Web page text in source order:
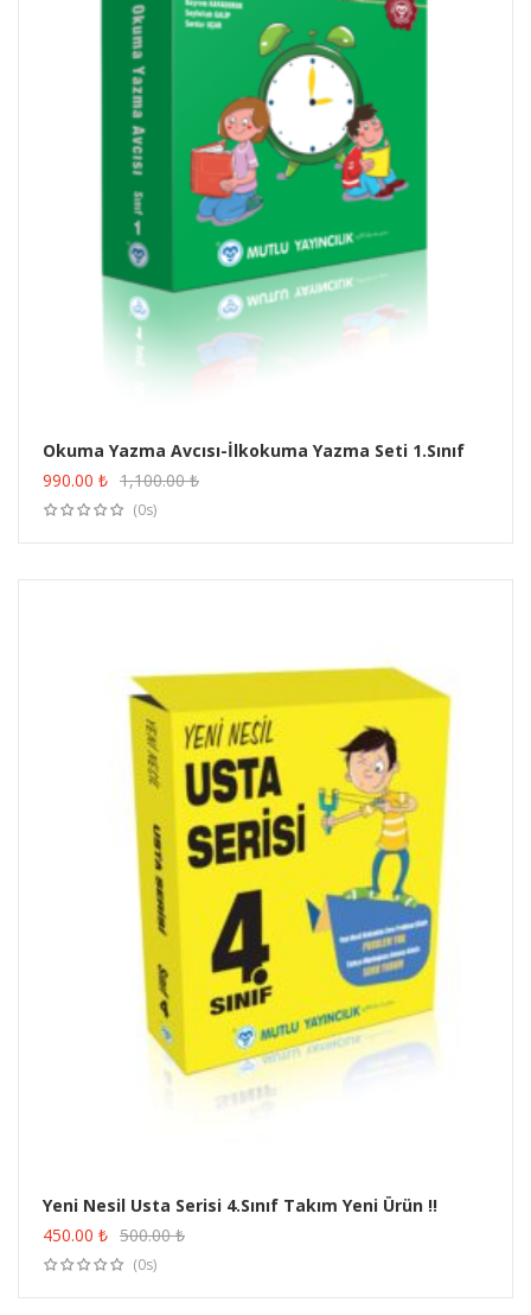
Okuma Yazma Avcısı-İlkokuma Yazma Seti 1.Sınıf
990.00 ₺ 1,100.00₺
(0s)
Yeni Nesil Usta Serisi 4.Sınıf Takım Yeni Ürün !!
450.00 ₺ 500.00₺
(0s)